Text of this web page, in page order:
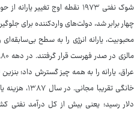
شوک نفتی ۱۹۷۳ نقطه اوج تغییر
چهار برابر شد، دولت‌های واردکننده برای
محبوبیت، یارانه انرژی را به سطح بی‌سابقه‌ای